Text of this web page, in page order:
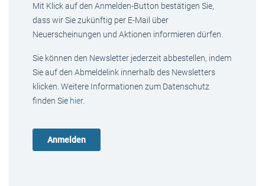
Mit Klick auf den Anmelden-Button bestätigen Sie,
dass wir Sie zukünftig per E-Mail über
Neuerscheinungen und Aktionen informieren dürfen.
Sie können den Newsletter jederzeit abbestellen, indem
Sie auf den Abmeldelink innerhalb des Newsletters
klicken. Weitere Informationen zum Datenschutz
finden Sie hier.